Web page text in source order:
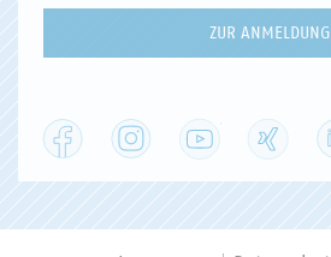
ZUR ANMELDUNG
Facebook Instagram YouTube